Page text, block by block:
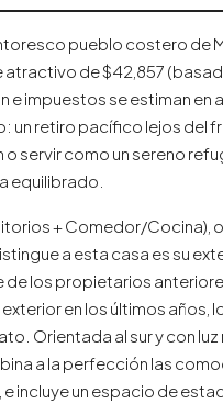
pueblo costero de
de $42,857
impuestos se estiman en
retiro pacífico lejos del
como un sereno
equilibrado.
+ Comedor/Cocina),
a esta casa es su
los propietarios
en los últimos
Orientada al sur y con
a la perfección las
incluye un espacio de